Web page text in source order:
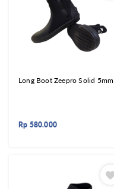
Long Boot Zeepro Solid 5mm
Rp 580.000